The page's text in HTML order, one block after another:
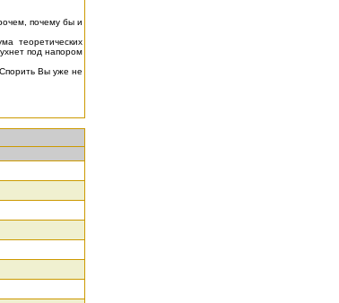
почему бы и
теоретических
под напором
Вы уже не